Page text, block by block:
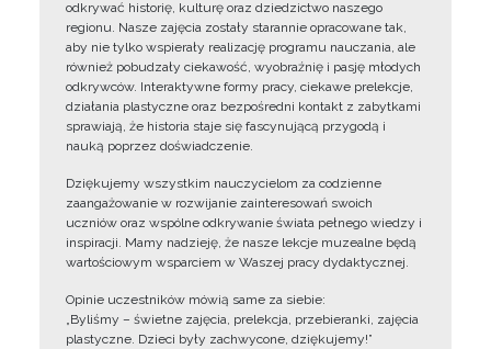
odkrywać historię, kulturę oraz dziedzictwo naszego
regionu. Nasze zajęcia zostały starannie opracowane tak,
aby nie tylko wspierały realizację programu nauczania, ale
również pobudzały ciekawość, wyobraźnię i pasję młodych
odkrywców. Interaktywne formy pracy, ciekawe prelekcje,
działania plastyczne oraz bezpośredni kontakt z zabytkami
sprawiają, że historia staje się fascynującą przygodą i
nauką poprzez doświadczenie.
Dziękujemy wszystkim nauczycielom za codzienne
zaangażowanie w rozwijanie zainteresowań swoich
uczniów oraz wspólne odkrywanie świata pełnego wiedzy i
inspiracji. Mamy nadzieję, że nasze lekcje muzealne będą
wartościowym wsparciem w Waszej pracy dydaktycznej.
Opinie uczestników mówią same za siebie:
„Byliśmy – świetne zajęcia, prelekcja, przebieranki, zajęcia
plastyczne. Dzieci były zachwycone, dziękujemy!”